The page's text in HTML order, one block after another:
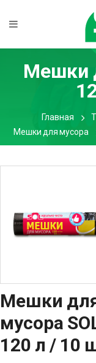
Мешки
Главная
Мешки для мусора
Мешки
мусора
120 л / 10